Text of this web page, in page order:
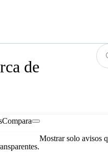
de
Compara
Mostrar solo avisos